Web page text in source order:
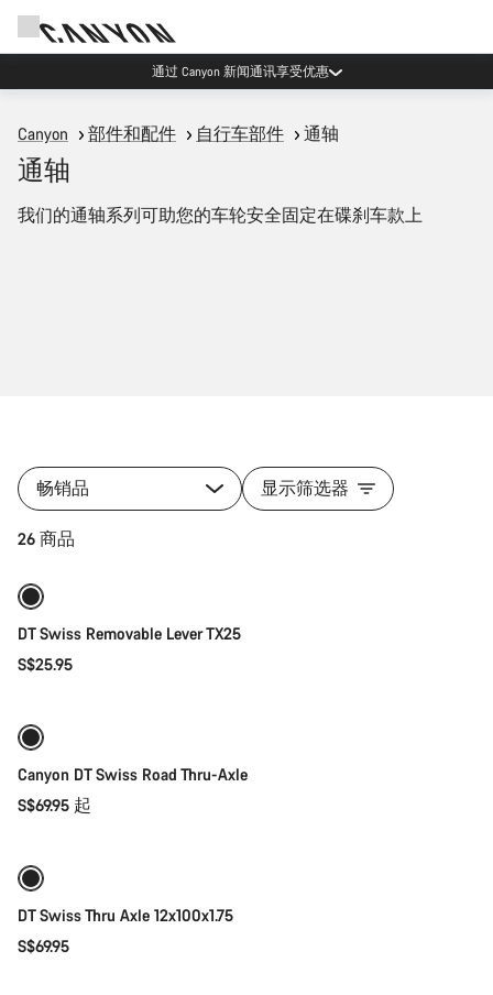
Canyon 活动
Canyon 部件和配件 自行车部件 通轴
通轴
我们的通轴系列可助您的车轮安全固定在碟刹车款上
畅销品 显示筛选器
26 商品
DT Swiss Removable Lever TX25
S$25.95
Canyon DT Swiss Road Thru-Axle
S$69.95 起
DT Swiss Thru Axle 12x100x1.75
S$69.95